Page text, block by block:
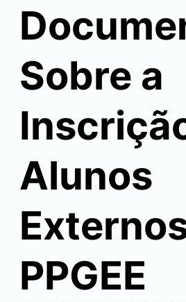
Sobre a
Alunos
PPGEE